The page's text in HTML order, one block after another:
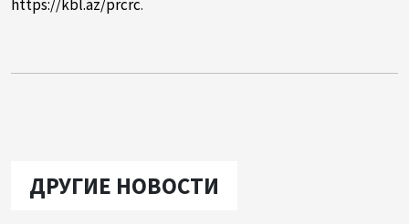
https://kbl.az/prcrc.
ДРУГИЕ НОВОСТИ